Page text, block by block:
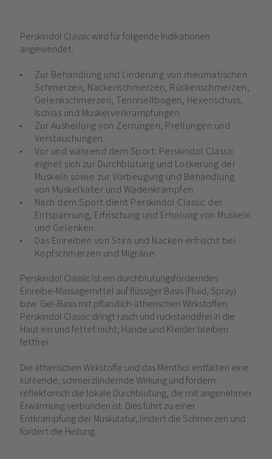
Perskindol Classic wird für folgende Indikationen
angewendet:
Zur Behandlung und Linderung von rheumatischen
Schmerzen, Nackenschmerzen, Rückenschmerzen,
Gelenkschmerzen, Tennisellbogen, Hexenschuss,
Ischias und Muskelverkrampfungen.
Zur Ausheilung von Zerrungen, Prellungen und
Verstauchungen.
Vor und während dem Sport: Perskindol Classic
eignet sich zur Durchblutung und Lockerung der
Muskeln sowie zur Vorbeugung und Behandlung
von Muskelkater und Wadenkrämpfen.
Nach dem Sport dient Perskindol Classic der
Entspannung, Erfrischung und Erholung von Muskeln
und Gelenken.
Das Einreiben von Stirn und Nacken erfrischt bei
Kopfschmerzen und Migräne.
Perskindol Classic ist ein durchblutungsförderndes
Einreibe-Massagemittel auf flüssiger Basis (Fluid, Spray)
bzw. Gel-Basis mit pflanzlich-ätherischen Wirkstoffen.
Perskindol Classic dringt rasch und rückstandsfrei in die
Haut ein und fettet nicht; Hände und Kleider bleiben
fettfrei.
Die ätherischen Wirkstoffe und das Menthol entfalten eine
kühlende, schmerzlindernde Wirkung und fördern
reflektorisch die lokale Durchblutung, die mit angenehmer
Erwärmung verbunden ist. Dies führt zu einer
Entkrampfung der Muskulatur, lindert die Schmerzen und
fördert die Heilung.